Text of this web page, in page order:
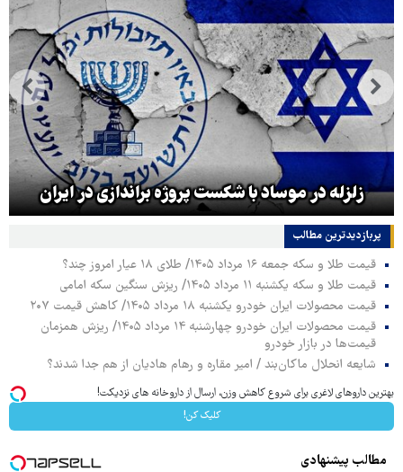
زلزله در موساد با شکست پروژه براندازی در ایران
پربازدیدترین‌ مطالب
قیمت طلا و سکه جمعه ۱۶ مرداد ۱۴۰۵/ طلای ۱۸ عیار امروز چند؟
قیمت طلا و سکه یکشنبه ۱۱ مرداد ۱۴۰۵/ ریزش سنگین سکه امامی
قیمت محصولات ایران خودرو یکشنبه ۱۸ مرداد ۱۴۰۵/ کاهش قیمت ۲۰۷
قیمت محصولات ایران خودرو چهارشنبه ۱۴ مرداد ۱۴۰۵/ ریزش همزمان
قیمت‌ها در بازار خودرو
شایعه انحلال ماکان‌بند / امیر مقاره و رهام هادیان از هم جدا شدند؟
بهترین داروهای لاغری برای شروع کاهش وزن، ارسال از داروخانه های نزدیکت!
کلیک کن!
مطالب پیشنهادی